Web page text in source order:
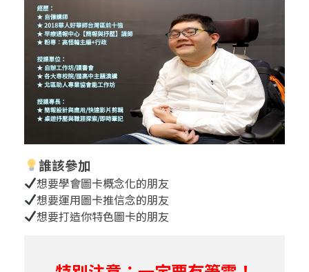
誰該參加
想要學會圖卡概念化的朋友
想要運用圖卡推信念的朋友
想要打造你特色圖卡的朋友